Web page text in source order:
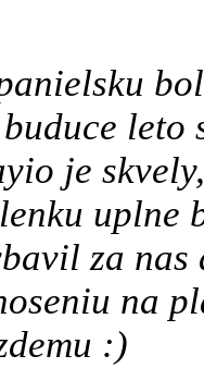
je
uplne
za nas
na
:)